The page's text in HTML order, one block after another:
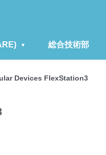
総合技術部
Devices FlexStation3